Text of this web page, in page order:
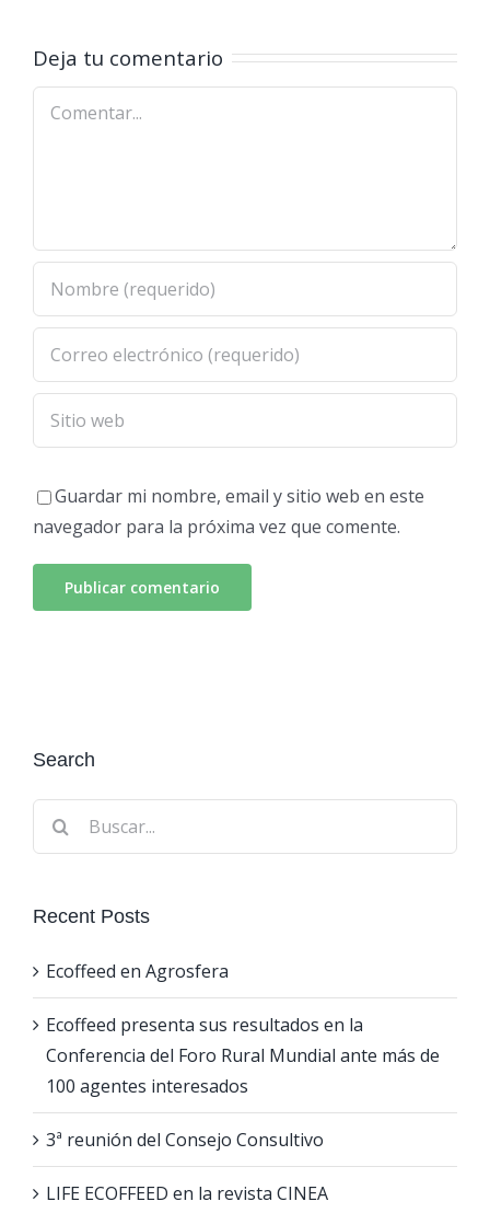
ante más
de 100
Deja tu comentario
Comentar
Guardar mi nombre, email y sitio web en este
navegador para la próxima vez que comente.
Search
Buscar:
Recent Posts
Ecoffeed en Agrosfera
Ecoffeed presenta sus resultados en la
Conferencia del Foro Rural Mundial ante más de
100 agentes interesados
3ª reunión del Consejo Consultivo
LIFE ECOFFEED en la revista CINEA